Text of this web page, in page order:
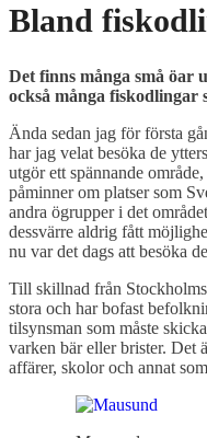
Bland
Det finns många små öar
också många fiskodlingar
Ända sedan jag för första
har jag velat besöka de
utgör ett spännande
påminner om platser som
andra ögrupper i det
dessvärre aldrig fått
nu var det dags att besöka
Till skillnad från
stora och har bofast
tilsynsman som måste
varken bär eller brister. Det
affärer, skolor och annat